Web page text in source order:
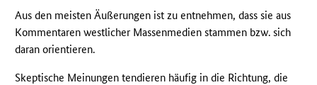
Aus den meisten Äußerungen ist zu entnehmen, dass sie aus
Kommentaren westlicher Massenmedien stammen bzw. sich
daran orientieren.
Skeptische Meinungen tendieren häufig in die Richtung, die